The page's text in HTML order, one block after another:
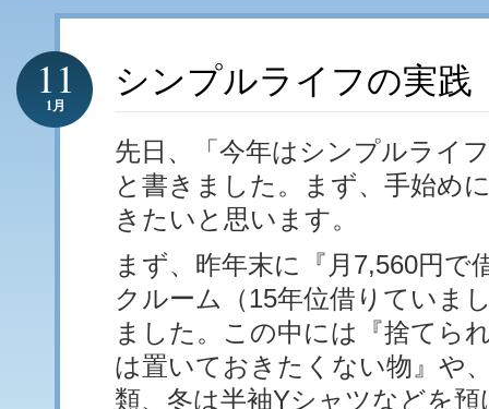
シンプルライフの実践
11
1月
先日、「今年はシンプルライ
と書きました。まず、手始め
きたいと思います。
まず、昨年末に『月7,560円で
クルーム（15年位借りていま
ました。この中には『捨てら
は置いておきたくない物』や
類、冬は半袖Yシャツなどを